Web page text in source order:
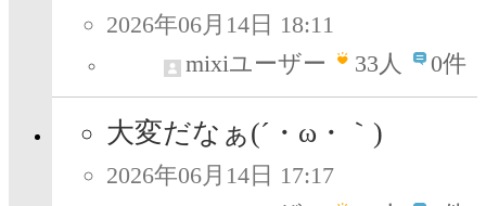
2026年06月14日 18:11
mixiユーザー
33人 0件
大変だなぁ(´・ω・｀)
2026年06月14日 17:17